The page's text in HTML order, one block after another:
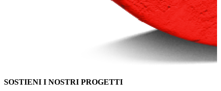
SOSTIENI I NOSTRI PROGETTI